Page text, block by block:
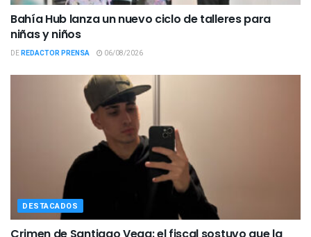
Bahía Hub lanza un nuevo ciclo de talleres para
niñas y niños
DEREDACTOR PRENSA 06/08/2026
DESTACADOS